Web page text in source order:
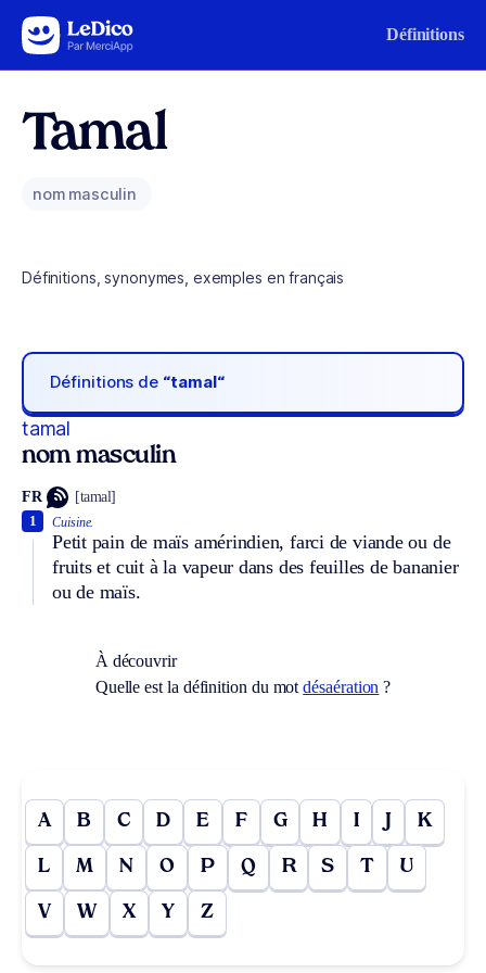
Aller au contenu Définitions
Tamal
nom masculin
Définitions, synonymes, exemples en français
Définitions de “tamal“
tamal
nom masculin
FR [tamal]
Cuisine.
Petit pain de maïs amérindien, farci de viande ou de
fruits et cuit à la vapeur dans des feuilles de bananier
ou de maïs.
1
À découvrir
Quelle est la définition du motdésaération ?
A B C D E F G H I J K
L M N O P Q R S T U
V W X Y Z